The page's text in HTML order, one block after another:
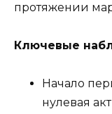
протяжении
Ключевые
Начало
нулевая